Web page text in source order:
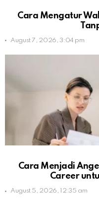
Cara Mengatur
August 7, 2026, 3:04 pm
Cara Menjadi
Career
August 5, 2026, 12:35 am